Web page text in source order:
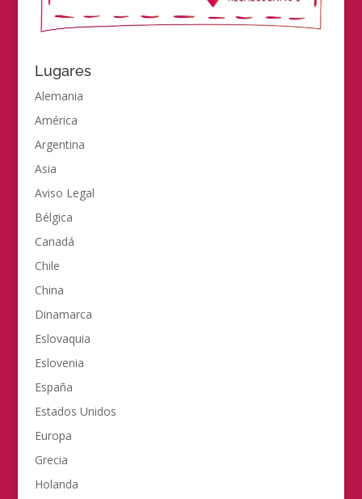
Lugares
Alemania
América
Argentina
Asia
Aviso Legal
Bélgica
Canadá
Chile
China
Dinamarca
Eslovaquia
Eslovenia
España
Estados Unidos
Europa
Grecia
Holanda